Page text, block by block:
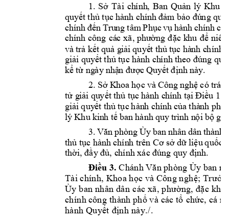
1. Sở Tài chính, Ban Quản lý Khu
quyết thủ tục hành chính đảm bảo đúng qu
chính đến Trung tâm Phụcvụ hành chính cô
chính công các xã, phường đặc khu để niê
và trả kết quả giải quyết thủ tục hành chính
giải quyết thủ tục hành chính theo đúng qu
kể từ ngày nhận được Quyết định này.
2. Sở Khoa học và Công nghệ có trá
tử giải quyết thủ tục hành chính tại Điều 1
giải quyết thủ tục hành chính của thành phố
lý Khu kinh tế ban hành quy trình nội bộ giả
3. Văn phòng Ủy ban nhân dân thành
thủ tục hành chính trên Cơ sở dữ liệu quốc
thời, đầy đủ, chính xác đúng quy định.
Điều 3. Chánh Văn phòng Ủy ban nh
Tài chính, Khoa học và Công nghệ; Trưởn
Ủy ban nhân dân các xã, phường, đặc khu
chính công thành phố và các tổ chức, cá nh
hành Quyết định này./.